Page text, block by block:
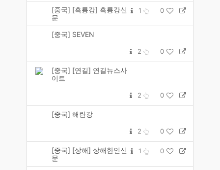
[중국] [흑룡강] 흑룡강신
문
1 0
[중국] SEVEN
2 0
[중국] [연길] 연길뉴스사
이트
2 0
[중국] 해란강
2 0
[중국] [상해] 상해한인신
문
1 0